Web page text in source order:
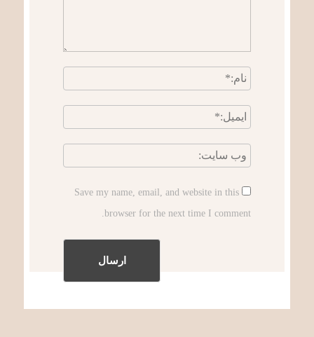
Save my name, email, and website in this
browser for the next time I comment.